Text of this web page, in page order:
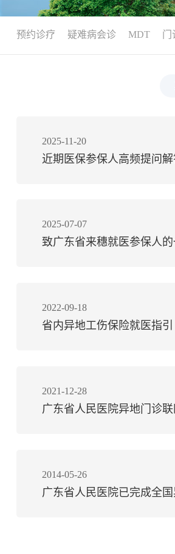
预约诊疗 疑难病会诊 MDT 门
2025-11-20
近期医保参保人高频提问
2025-07-07
致广东省来穗就医参保人
2022-09-18
省内异地工伤保险就医指引
2021-12-28
广东省人民医院异地门诊联
2014-05-26
广东省人民医院已完成全